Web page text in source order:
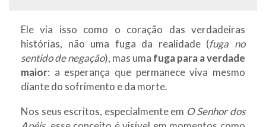
Ele via isso como o coração das verdadeiras
histórias, não uma fuga da realidade (fuga no
sentido de negação), mas uma fuga para a verdade
maior: a esperança que permanece viva mesmo
diante do sofrimento e da morte.
Nos seus escritos, especialmente em O Senhor dos